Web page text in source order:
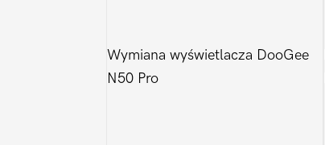
Wymiana wyświetlacza DooGee
N50 Pro